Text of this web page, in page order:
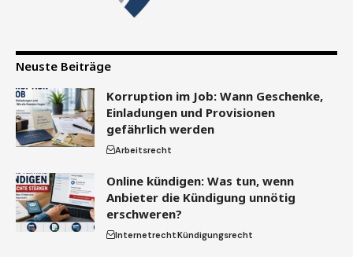
Neuste Beiträge
Korruption im Job: Wann Geschenke,
Einladungen und Provisionen
gefährlich werden
Arbeitsrecht
Online kündigen: Was tun, wenn
Anbieter die Kündigung unnötig
erschweren?
InternetrechtKündigungsrecht